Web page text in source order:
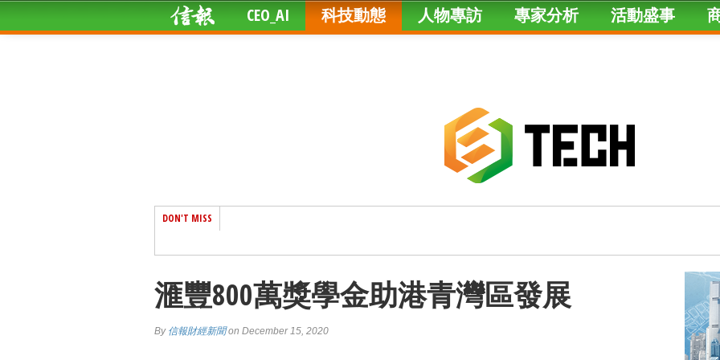
CEO_AI 科技動態 人物專訪 專家分析 活動盛事
DON'T MISS
滙豐800萬獎學金助港青灣區發展
By 信報財經新聞on December 15, 2020